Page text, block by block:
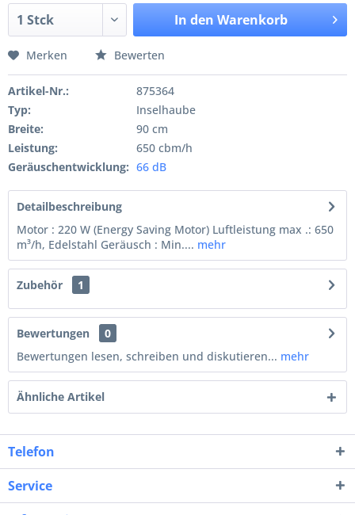
In den Warenkorb
Merken Bewerten
Artikel-Nr.:
875364
Typ:
Inselhaube
Breite:
90 cm
Leistung:
650 cbm/h
Geräuschentwicklung: 66 dB
Detailbeschreibung
Motor : 220 W (Energy Saving Motor) Luftleistung max .: 650
m³/h, Edelstahl Geräusch : Min.... mehr
Zubehör 1
Bewertungen
0
Bewertungen lesen, schreiben und diskutieren... mehr
Ähnliche Artikel
Telefon
Service